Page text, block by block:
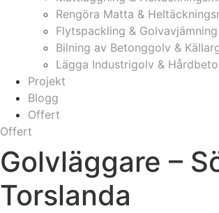
Rengöra Matta &
Flytspackling & Golvavjämning
Bilning av Betonggolv &
Lägga Industrigolv &
Projekt
Blogg
Offert
Offert
Golvläggare –
Torslanda